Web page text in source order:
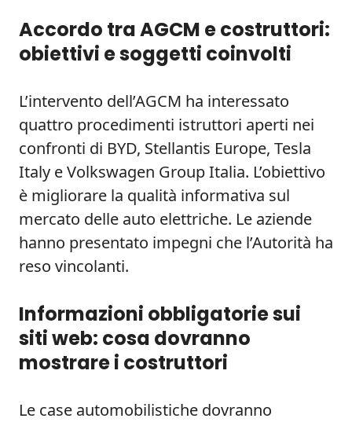
Accordo tra AGCM e costruttori:
obiettivi e soggetti coinvolti
L’intervento dell’AGCM ha interessato
quattro procedimenti istruttori aperti nei
confronti di BYD, Stellantis Europe, Tesla
Italy e Volkswagen Group Italia. L’obiettivo
è migliorare la qualità informativa sul
mercato delle auto elettriche. Le aziende
hanno presentato impegni che l’Autorità ha
reso vincolanti.
Informazioni obbligatorie sui
siti web: cosa dovranno
mostrare i costruttori
Le case automobilistiche dovranno